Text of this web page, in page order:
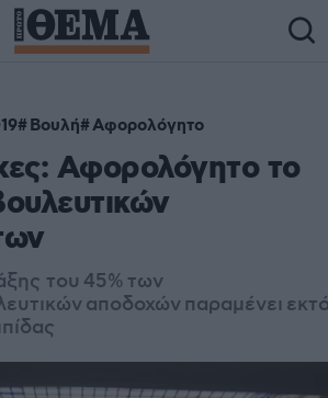
Βουλή Αφορολόγητο
Αφορολόγητο το
του 45% των
αποδοχών παραμένει